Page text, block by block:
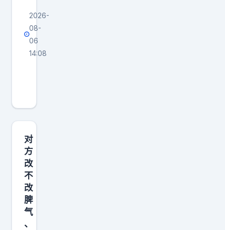
2026-
08-
06
14:08
康
永
说
过
一
句
话
：
对
方
改
不
改
脾
气
、